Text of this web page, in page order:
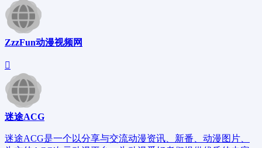
ZzzFun动漫视频网
迷途ACG
迷途ACG是一个以分享与交流动漫资讯、新番、动漫图片、